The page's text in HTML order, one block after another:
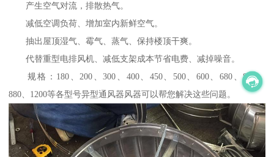
产生空气对流，排散热气。
减低空调负荷、增加室内新鲜空气。
抽出屋顶湿气、霉气、蒸气、保持楼顶干爽。
代替重型电排风机、减低支架成本节省电费、减掉噪音。
规格：180、200、300、400、450、500、600、680、800、
880、1200等各型号异型通风器风器可以帮您解决这些问题。